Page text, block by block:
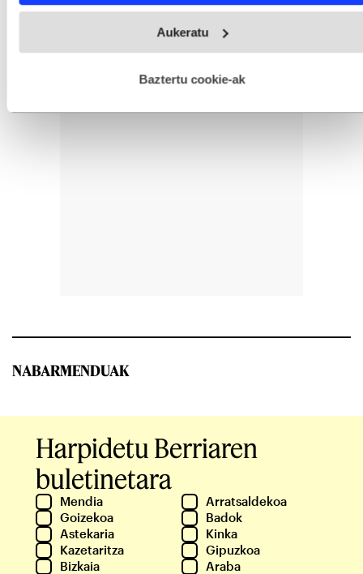
fitxategiak erabiltzen ditu. Zure esperientzia eta zerbitzuak
esplizitua ematen diguzu.Gehiago irakurri
Aukeratu
Baztertu cookie-ak
NABARMENDUAK
Harpidetu Berriaren
buletinetara
Mendia
Arratsaldekoa
Goizekoa
Badok
Astekaria
Kinka
Kazetaritza
Gipuzkoa
Bizkaia
Araba